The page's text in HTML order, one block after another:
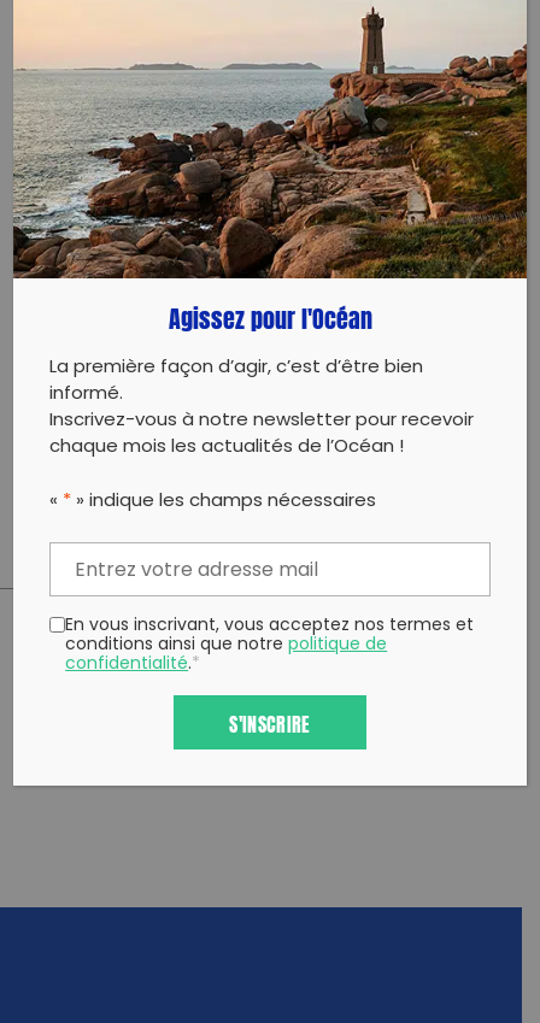
Ensemble faisons place nette !
Cette année encore, nous souhaitons proposer un
ramassage et tri de déchets sur la plage de
Cornouaille de Concarneau. Le tri sera réalisé selon le
protocole de sciences participatives « zéro déchet
sauvage » et nous partagerons les données sur la
plateforme. L’objectif de cette année, est de réaliser
le protocole régulièrement (idéalement 1 fois par
mois) afin de suivre l’évolution de ces ramassages
sur le long terme. Pour cela nous avons besoin de
votre mobilisation !
Cette sortie est gratuite, accessible à tous. Les
enfants doivent être accompagnés d’un adulte.
Sur inscription
PARTAGER CET ARTICLE:
Agissez pour l'Océan
La première façon d’agir, c’est d’être bien
informé.
Inscrivez-vous à notre newsletter pour recevoir
chaque mois les actualités de l’Océan !
« * » indique les champs nécessaires
En vous inscrivant, vous acceptez nos termes et
conditions ainsi que notrepolitique de
confidentialité.*
S'INSCRIRE